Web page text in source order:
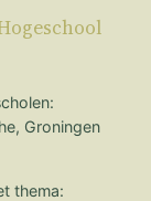
Groningen
thema: